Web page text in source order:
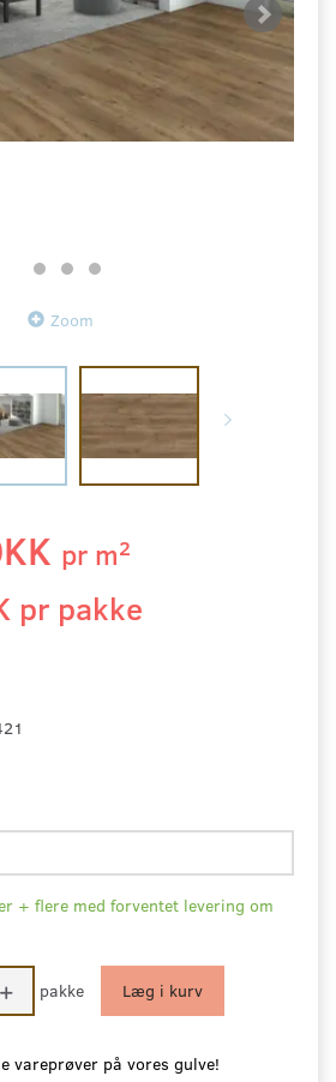
Zoom
pr m2
pr pakke
+ flere med forventet levering om
pakke Læg i kurv
vareprøver på vores gulve!